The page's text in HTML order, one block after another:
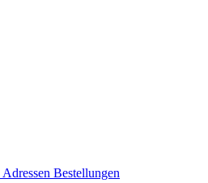
Adressen Bestellungen